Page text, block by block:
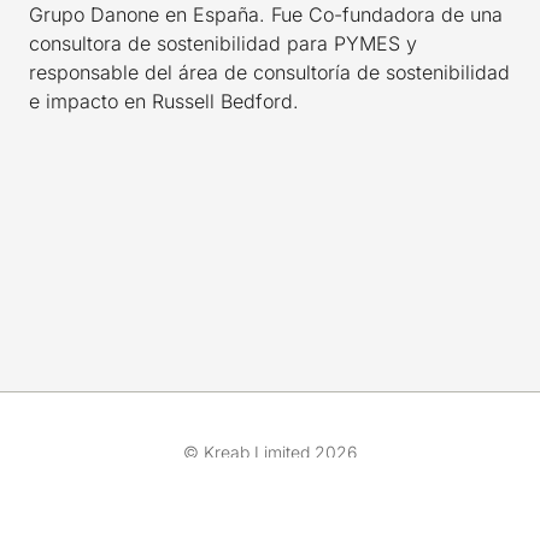
Grupo Danone en España. Fue Co-fundadora de una
consultora de sostenibilidad para PYMES y
responsable del área de consultoría de sostenibilidad
e impacto en Russell Bedford.
© Kreab Limited 2026